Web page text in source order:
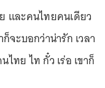
และคนไทยคนเดียว
จะบอกว่าน่ารัก เวลา
ทย ไท กั๋ว เร่อ เขาก็